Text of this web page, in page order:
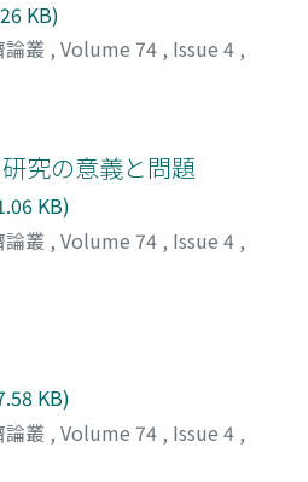
KB)
論叢 , Volume 74 , Issue 4 ,
究の意義と問題
KB)
論叢 , Volume 74 , Issue 4 ,
KB)
論叢 , Volume 74 , Issue 4 ,